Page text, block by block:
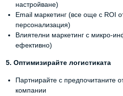
настройване)
Email маркетинг (все още с ROI
персонализация)
Влиятелни маркетинг с микро-
ефективно)
5. Оптимизирайте логистиката
Партнирайте с предпочитаните
компании